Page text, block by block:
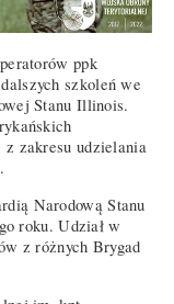
ppk
szkoleń we
Stanu Illinois.
zakresu udzielania
Narodową Stanu
roku. Udział w
z różnych Brygad